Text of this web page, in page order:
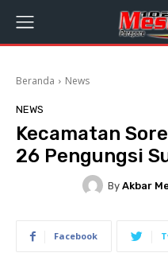
Beranda News
NEWS
Kecamatan
26 Pengungsi
By Akbar
Facebook